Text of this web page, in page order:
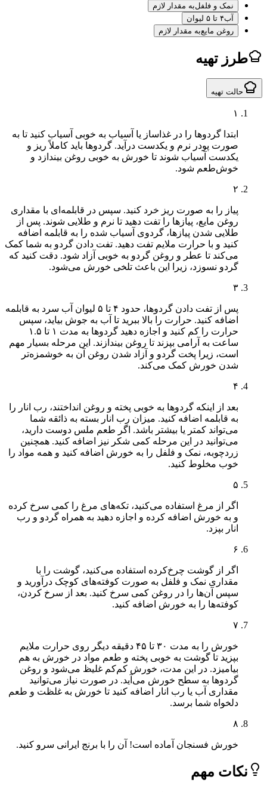
نمک و فلفلبه مقدار لازم
روغن مایعبه مقدار لازم
تهیه
تهیه
ابتدا گردوها را در غذاساز یا آسیاب به خوبی آسیاب کنید تا به
صورت پودر نرم و یکدست درآید. گردوها باید کاملاً ریز و
یکدست آسیاب شوند تا خورش به خوبی روغن بیندازد و
خوش‌طعم شود.
پیاز را به صورت ریز خرد کنید. سپس در قابلمه‌ای با مقداری
روغن مایع، پیازها را تفت دهید تا نرم و طلایی شوند. پس از
طلایی شدن پیازها، گردوی آسیاب شده را به قابلمه اضافه
کنید و با حرارت ملایم تفت دهید. تفت دادن گردو به شما کمک
می‌کند تا عطر و روغن گردو به خوبی آزاد شود. دقت کنید که
گردو نسوزد، زیرا این باعث تلخی خورش می‌شود.
پس از تفت دادن گردوها، حدود ۴ تا ۵ لیوان آب سرد به قابلمه
اضافه کنید. حرارت را بالا ببرید تا آب به جوش بیاید، سپس
حرارت را کم کنید و اجازه دهید گردوها به مدت ۱ تا ۱.۵
ساعت به آرامی بپزند تا روغن بیندازند. این مرحله بسیار مهم
است، زیرا پخت گردو و آزاد شدن روغن آن به خوشمزه‌تر
شدن خورش کمک می‌کند.
بعد از اینکه گردوها به خوبی پخته و روغن انداختند، رب انار را
به قابلمه اضافه کنید. میزان رب انار بسته به ذائقه شما
می‌تواند کمتر یا بیشتر باشد. اگر طعم ملس دوست دارید،
می‌توانید در این مرحله کمی شکر نیز اضافه کنید. همچنین
زردچوبه، نمک و فلفل را به خورش اضافه کنید و همه مواد را
خوب مخلوط کنید.
اگر از مرغ استفاده می‌کنید، تکه‌های مرغ را کمی سرخ کرده
و به خورش اضافه کرده و اجازه دهید به همراه گردو و رب
انار بپزد.
اگر از گوشت چرخ‌کرده استفاده می‌کنید، گوشت را با
مقداری نمک و فلفل به صورت کوفته‌های کوچک درآورید و
سپس آن‌ها را در روغن کمی سرخ کنید. بعد از سرخ کردن،
کوفته‌ها را به خورش اضافه کنید.
خورش را به مدت ۳۰ تا ۴۵ دقیقه دیگر روی حرارت ملایم
بپزید تا گوشت به خوبی پخته و طعم مواد در خورش به هم
بیامیزد. در این مدت، خورش کم‌کم غلیظ می‌شود و روغن
گردوها به سطح خورش می‌آید. در صورت نیاز می‌توانید
مقداری آب یا رب انار اضافه کنید تا خورش به غلظت و طعم
دلخواه شما برسد.
خورش فسنجان آماده است! آن را با برنج ایرانی سرو کنید.
مهم